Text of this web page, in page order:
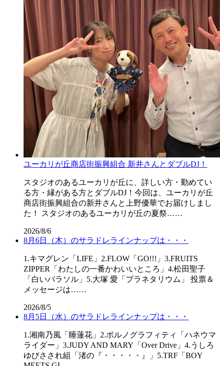
ユーカリが丘商店街振興組合 新井さんとダブルDJ！
スタジオのあるユーカリが丘に、詳しい方・勤めてい
る方・縁がある方とダブルDJ！今回は、ユーカリが丘
商店街振興組合の新井さんと上野優華でお届けしまし
た！ スタジオのあるユーカリが丘の夏祭……
2026/8/6
8月6日（木）のサラドレラインナップは・・・
1.キマグレン「LIFE」2.FLOW「GO!!!」3.FRUITS
ZIPPER「わたしの一番かわいいところ」4.松田聖子
「白いパラソル」5.大塚 愛「プラネタリウム」 投票＆
メッセージは……
2026/8/5
8月5日（水）のサラドレラインナップは・・・
1.湘南乃風「睡蓮花」2.ポルノグラフィティ「ハネウマ
ライダー」3.JUDY AND MARY「Over Drive」4.うしろ
ゆびさされ組「渚の『・・・・・』」5.TRF「BOY